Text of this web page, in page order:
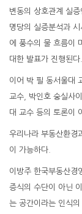
변동의 상호관계 실
명당의 실증분석과
에 풍수의 물 흐름이
대한 발표가 진행된다.
이어 박 필 동서울대
교수, 박인호 숭실사
대 교수 등의 토론이
우리나라 부동산환경
이 가능하다.
이방주 한국부동산경
증식의 수단이 아닌
는 공간이라는 인식